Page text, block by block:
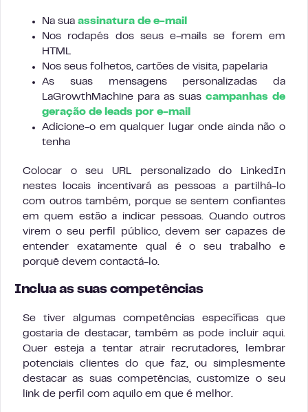
Na sua assinatura de e-mail
Nos rodapés dos seus e-mails se forem em
HTML
Nos seus folhetos, cartões de visita, papelaria
As suas mensagens personalizadas da
LaGrowthMachine para as suas campanhas de
geração de leads por e-mail
Adicione-o em qualquer lugar onde ainda não o
tenha
Colocar o seu URL personalizado do LinkedIn
nestes locais incentivará as pessoas a partilhá-lo
com outros também, porque se sentem confiantes
em quem estão a indicar pessoas. Quando outros
virem o seu perfil público, devem ser capazes de
entender exatamente qual é o seu trabalho e
porquê devem contactá-lo.
Inclua as suas competências
Se tiver algumas competências específicas que
gostaria de destacar, também as pode incluir aqui.
Quer esteja a tentar atrair recrutadores, lembrar
potenciais clientes do que faz, ou simplesmente
destacar as suas competências, customize o seu
link de perfil com aquilo em que é melhor.